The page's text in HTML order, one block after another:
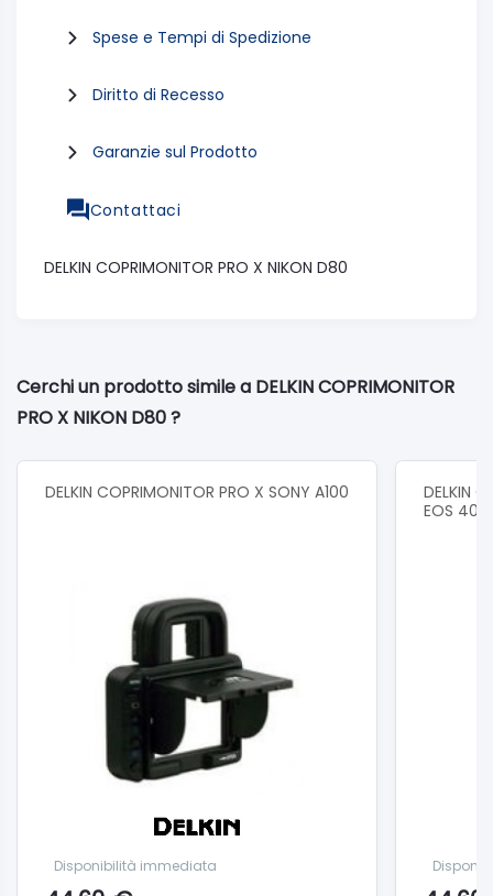
Spese e Tempi di Spedizione
Diritto di Recesso
Garanzie sul Prodotto
Contattaci
DELKIN COPRIMONITOR PRO X NIKON D80
Cerchi un prodotto simile a DELKIN COPRIMONITOR
PRO X NIKON D80 ?
DELKIN COPRIMONITOR PRO X SONY A100
Disponibilità immediata
DELKIN
EOS